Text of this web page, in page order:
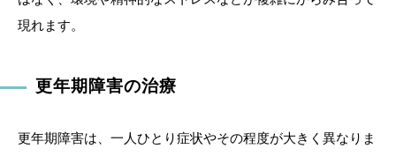
現れます。
更年期障害の治療
更年期障害は、一人ひとり症状やその程度が大きく異なりま